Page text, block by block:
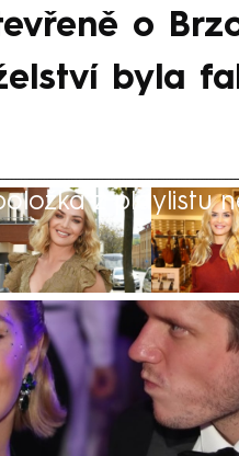
o
byla
z playlistu
roku od rozpadu